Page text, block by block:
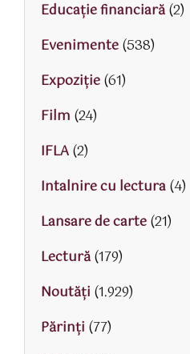
Educaţie financiară(2)
Evenimente(538)
Expoziție(61)
Film (24)
IFLA(2)
Intalnire cu lectura(4)
Lansare de carte(21)
Lectură(179)
Noutăți (1.929)
Părinţi (77)